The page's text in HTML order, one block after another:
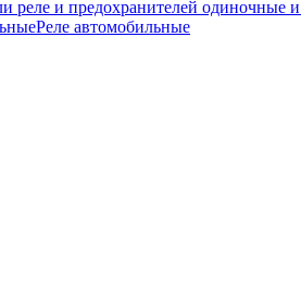
реле и предохранителей одиночные
Реле автомобильные